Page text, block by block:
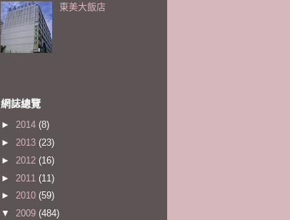
東美大飯店
網誌總覽
► 2014 (8)
► 2013 (23)
► 2012 (16)
► 2011 (11)
► 2010 (59)
▼ 2009 (484)